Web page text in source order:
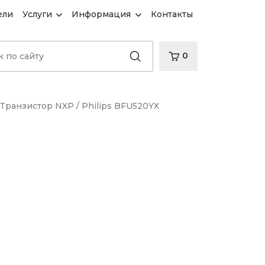
Услуги Информация Контакты
0
Транзистор NXP / Philips BFU520YX